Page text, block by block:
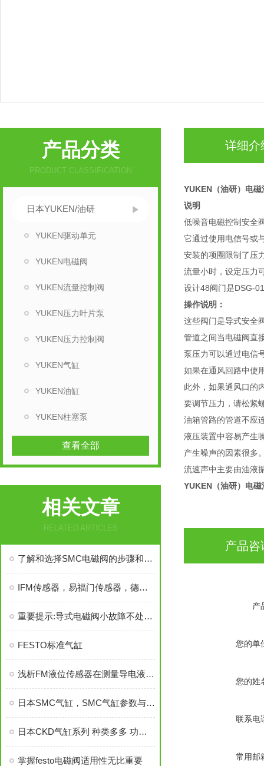
产品分类
PRODUCT CLASSIFICATION
日本YUKEN/油研
YUKEN驱动单元
YUKEN电磁阀
YUKEN流量控制阀
YUKEN压力叶片泵
YUKEN压力控制阀
YUKEN气缸
YUKEN油缸
YUKEN柱塞泵
查看全部
相关文章
RELATED ARTICLES
了解和选择SMC电磁阀的步骤和依据是非常重要的
IFM传感器，易福门传感器，德爱福门传感器，IFM
重要提示:导式电磁阀小故障不处理可能会演变成大问题
FESTO标准气缸
浅析FM液位传感器在测量导电液体的表现
日本SMC气缸，SMC气缸参数与价格，SMC气缸
日本CKD气缸系列 种类多多 功能多多
掌握festo电磁阀适用性无比重要
详细介
YUKEN（油研）电
说明
低噪音电磁控制安全
它通过使用电信号或
安装的项圈限制了压
流量小时，设定压力
设计48阀门是DSG-
操作说明：
这些阀门是导式安全
管道之间当电磁阀直
泵压力可以通过电信
如果在通风回路中使
此外，如果通风口的
要调节压力，请松紧
油箱管路的管道不应
液压装置中容易产生
产生噪声的因素很多
流速声中主要由油液
YUKEN（油研）电
产品咨
产
您的单
您的姓
联系电
常用邮